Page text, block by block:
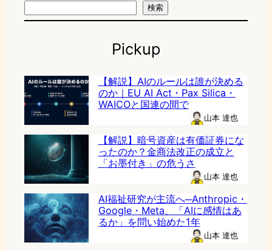
検索
Pickup
【解説】AIのルールは誰が決める
のか｜EU AI Act・Pax Silica・
WAICOと国連の間で
山本 達也
【解説】暗号資産は有価証券にな
ったのか？金商法改正の成立と
「お墨付き」の危うさ
山本 達也
AI福祉研究が主流へ─Anthropic・
Google・Meta、「AIに感情はあ
るか」を問い始めた1年
山本 達也